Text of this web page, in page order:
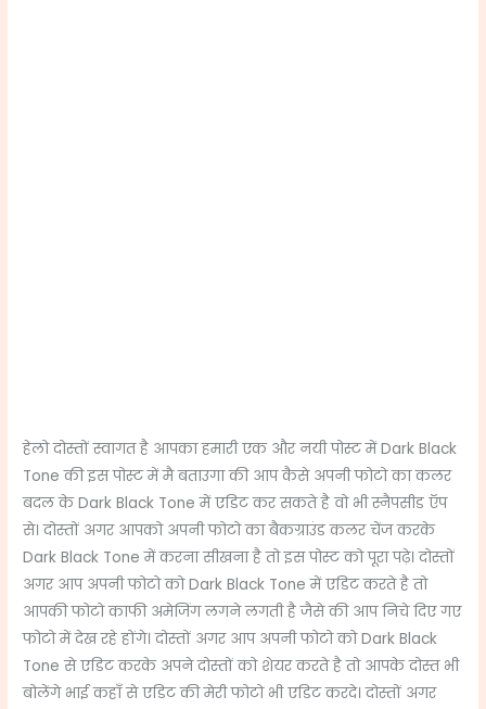
हेलो दोस्तों स्वागत है आपका हमारी एक और नयी पोस्ट मेंDark Black
Tone की इस पोस्ट में मै बताउगा की आप कैसे अपनी फोटो का कलर
बदल केDark Black Tone में एडिट कर सकते है वो भी स्नैपसीड ऍप
से। दोस्तों अगर आपको अपनी फोटो का बैकग्राउंड कलर चेंज करके
Dark Black Tone में करना सीखना है तो इस पोस्ट को पूरा पढ़े। दोस्तों
अगर आप अपनी फोटो को Dark Black Tone में एडिट करते है तो
आपकी फोटो काफी अमेजिंग लगने लगती है जैसे की आप निचे दिए गए
फोटो में देख रहे होंगे। दोस्तों अगर आप अपनी फोटो को Dark Black
Tone से एडिट करके अपने दोस्तों को शेयर करते है तो आपके दोस्त भी
बोलेंगे भाई कहाँ से एडिट की मेरी फोटो भी एडिट करदे। दोस्तों अगर